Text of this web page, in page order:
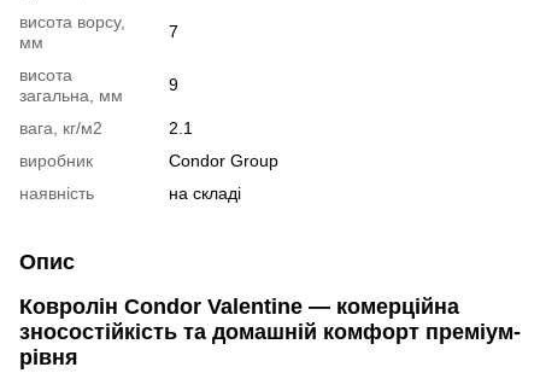
висота ворсу,
мм
7
висота
загальна, мм
9
вага, кг/м2
2.1
виробник
Condor Group
наявність
на складі
Опис
Ковролін Condor Valentine — комерційна
зносостійкість та домашній комфорт преміум-
рівня